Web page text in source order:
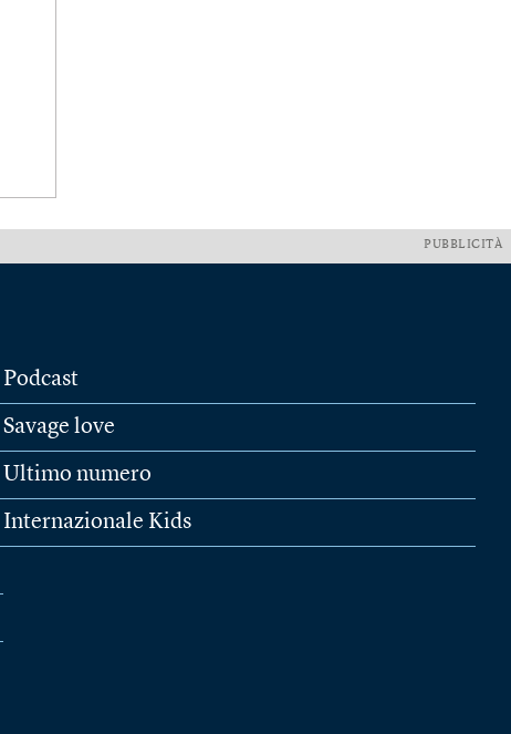
PUBBLICITÀ
Podcast
Savage love
Ultimo numero
Internazionale Kids